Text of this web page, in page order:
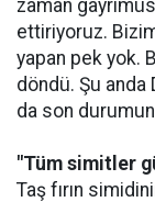
zaman
ettiriyoruz.
yapan pek yok.
döndü. Şu anda
da son
"Tüm simitler
Taş fırın